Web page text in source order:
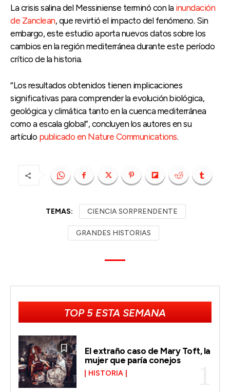
La crisis salina del Messiniense terminó con la inundación
de Zanclean, que revirtió el impacto del fenómeno. Sin
embargo, este estudio aporta nuevos datos sobre los
cambios en la región mediterránea durante este período
crítico de la historia.
“Los resultados obtenidos tienen implicaciones
significativas para comprender la evolución biológica,
geológica y climática tanto en la cuenca mediterránea
como a escala global”, concluyen los autores en su
artículo publicado en Nature Communications.
TEMAS: CIENCIA SORPRENDENTE
GRANDES HISTORIAS
TOP 5 ESTA SEMANA
El extraño caso de Mary Toft, la
mujer que paría conejos
HISTORIA